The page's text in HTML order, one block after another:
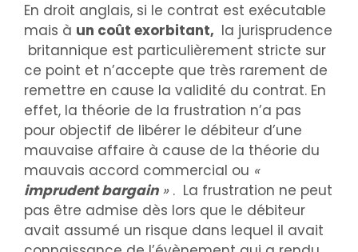
En droit anglais, si le contrat est exécutable
mais à un coût exorbitant, la jurisprudence
britannique est particulièrement stricte sur
ce point et n’accepte que très rarement de
remettre en cause la validité du contrat. En
effet, la théorie de la frustration n’a pas
pour objectif de libérer le débiteur d’une
mauvaise affaire à cause de la théorie du
mauvais accord commercial ou «
imprudent bargain». La frustration ne peut
pas être admise dès lors que le débiteur
avait assumé un risque dans lequel il avait